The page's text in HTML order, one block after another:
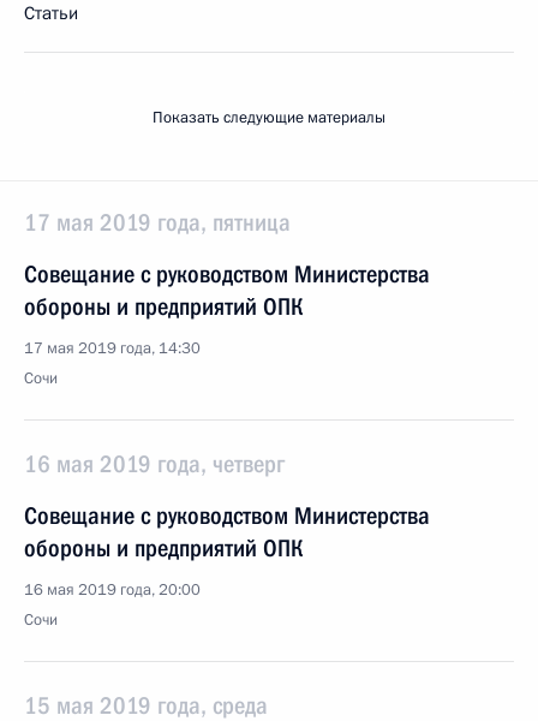
Статьи
Показать следующие материалы
17 мая 2019 года, пятница
Совещание с руководством Министерства
обороны и предприятий ОПК
17 мая 2019 года, 14:30
Сочи
16 мая 2019 года, четверг
Совещание с руководством Министерства
обороны и предприятий ОПК
16 мая 2019 года, 20:00
Сочи
15 мая 2019 года, среда